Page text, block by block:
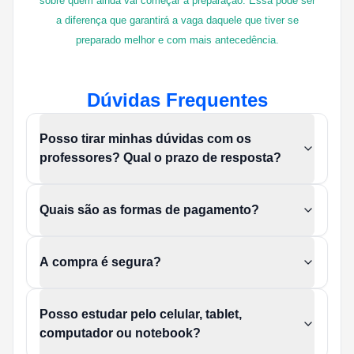
a diferença que garantirá a vaga daquele que tiver se
preparado melhor e com mais antecedência.
Dúvidas Frequentes
Posso tirar minhas dúvidas com os
professores? Qual o prazo de resposta?
Quais são as formas de pagamento?
A compra é segura?
Posso estudar pelo celular, tablet,
computador ou notebook?